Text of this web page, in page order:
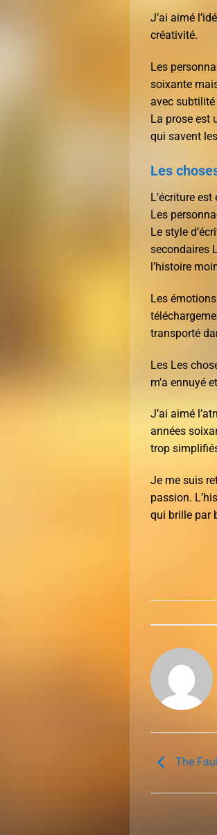
J’ai aimé
créativité.
Les
soixante
avec subtilité
La prose est
qui savent
Les
L’écriture
Les
Le style
secondaires
l’histoire
Les
transporté
Les Les
m’a ennuyé
J’ai aimé
années
trop
Je me suis
passion.
qui brille par
The